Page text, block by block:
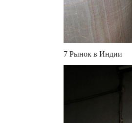
7 Рынок в Индии